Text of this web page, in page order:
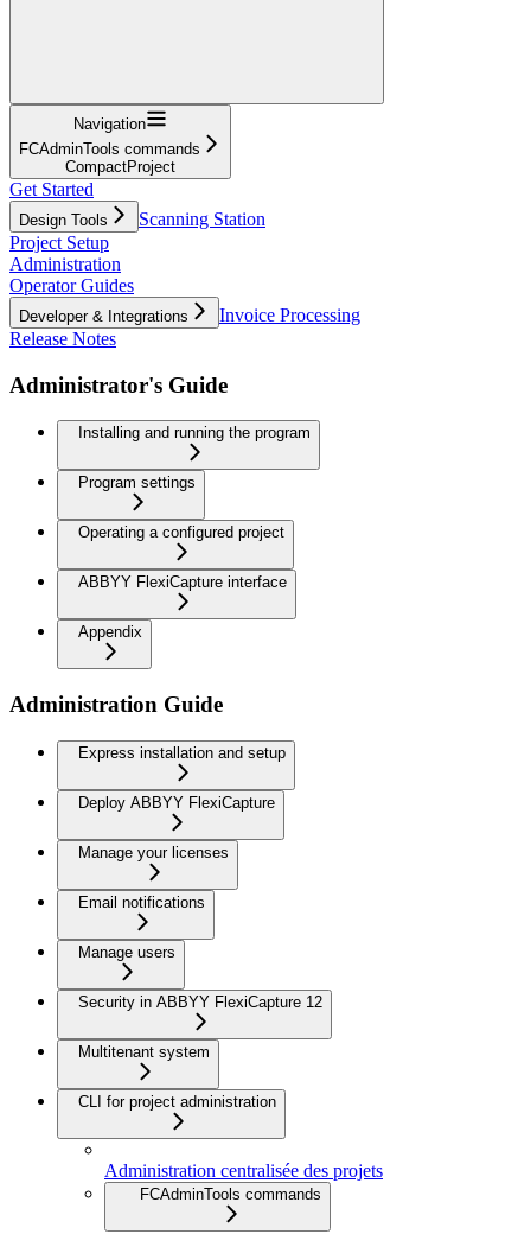
Navigation
FCAdminTools commands
CompactProject
Get Started
Design Tools
Scanning Station
Project Setup
Administration
Operator Guides
Developer & Integrations
Invoice Processing
Release Notes
Administrator's Guide
Installing and running the program
Program settings
Operating a configured project
ABBYY FlexiCapture interface
Appendix
Administration Guide
Express installation and setup
Deploy ABBYY FlexiCapture
Manage your licenses
Email notifications
Manage users
Security in ABBYY FlexiCapture 12
Multitenant system
CLI for project administration
Administration centralisée des projets
FCAdminTools commands